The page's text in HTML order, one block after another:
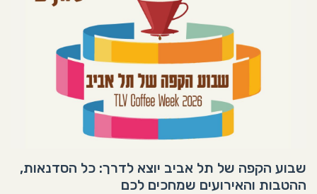
שבוע הקפה של תל אביב יוצא לדרך: כל הסדנאות,
ההטבות והאירועים שמחכים לכם